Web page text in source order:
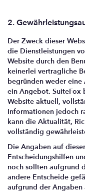
2.
Der Zweck dieser
die Dienstleistungen
Website durch den
keinerlei vertragliche
begründen weder
ein Angebot. SuiteFox
Website aktuell,
Informationen jedoch
kann die Aktualität,
vollständig
Die Angaben auf
Entscheidungshilfen
noch sollten aufgrund
andere Entscheide
aufgrund der